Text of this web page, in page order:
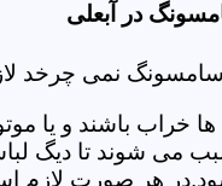
در آبعلی
نمی چرخد
ها خراب باشند و یا
می شوند تا دیگ
هر صورت لازم